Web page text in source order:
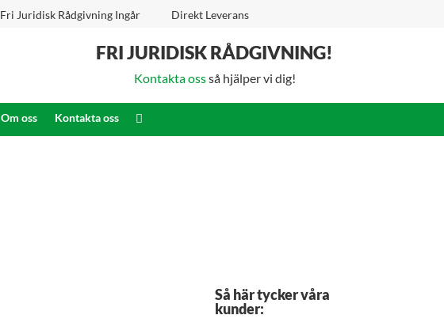
Fri Juridisk Rådgivning Ingår Direkt Leverans
FRI JURIDISK RÅDGIVNING!
Kontakta ossså hjälper vi dig!
Om oss Kontakta oss
Så här tycker våra
kunder: